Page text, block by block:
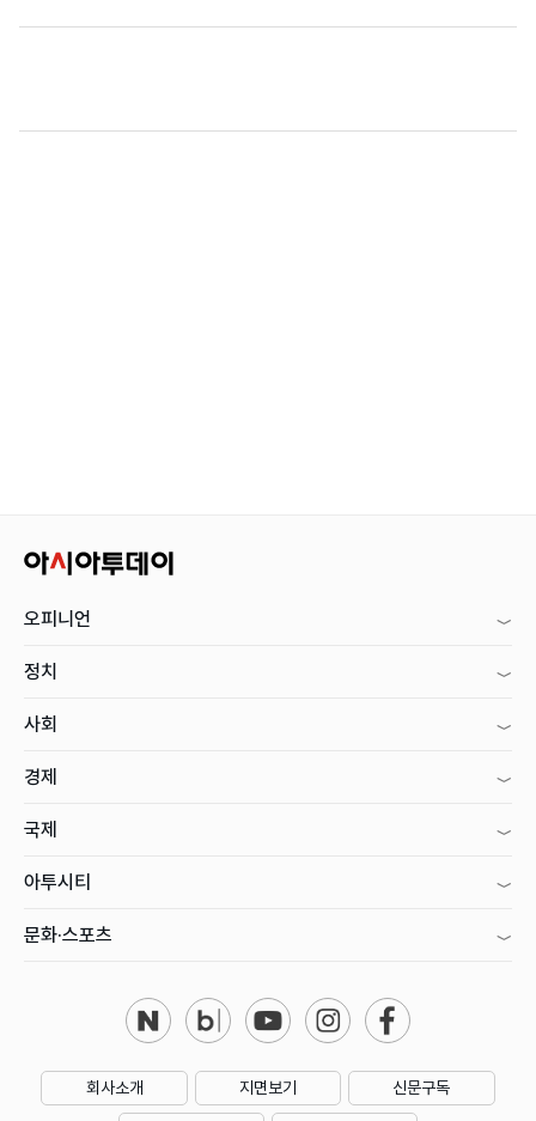
오피니언
정치
사회
경제
국제
아투시티
문화·스포츠
회사소개 지면보기 신문구독